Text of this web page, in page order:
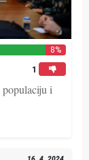
8%
1
i